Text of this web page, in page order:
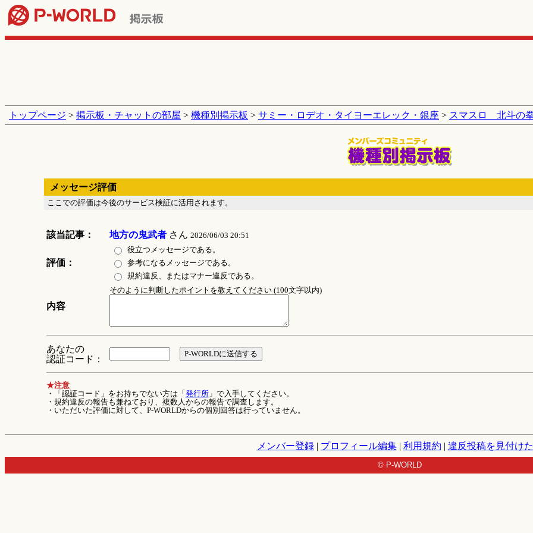
トップページ > 掲示板・チャットの部屋 > 機種別掲示板 > サミー・ロデオ・タイヨーエレック・銀座 > スマスロ 北斗の
メッセージ評価
ここでの評価は今後のサービス検証に活用されます。
該当記事： 地方の鬼武者さん 2026/06/03 20:51
評価：
役立つメッセージである。
参考になるメッセージである。
規約違反、またはマナー違反である。
内容
そのように判断したポイントを教えてください (100文字以内)
あなたの
認証コード：
★注意
・「認証コード」をお持ちでない方は「 発行所」で入手してください。
・規約違反の報告も兼ねており、複数人からの報告で調査します。
・いただいた評価に対して、P-WORLDからの個別回答は行っていません。
メンバー登録| プロフィール編集| 利用規約 | 違反投稿を見付け
© P-WORLD